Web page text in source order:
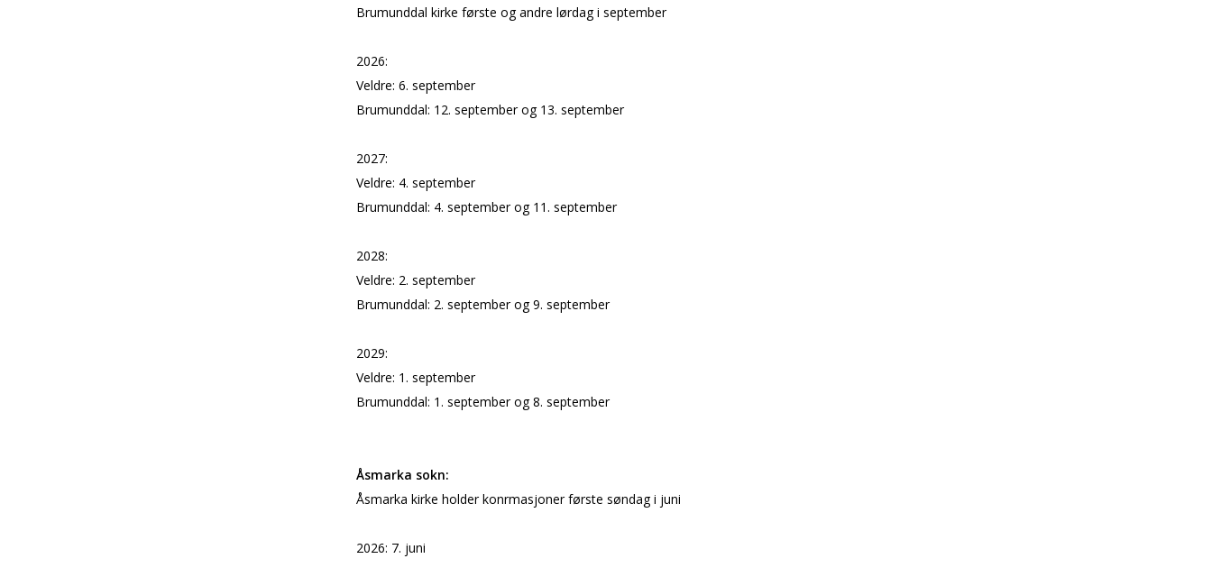
Brumunddal kirke første og andre lørdag i september
2026:
Veldre: 6. september
Brumunddal: 12. september og 13. september
2027:
Veldre: 4. september
Brumunddal: 4. september og 11. september
2028:
Veldre: 2. september
Brumunddal: 2. september og 9. september
2029:
Veldre: 1. september
Brumunddal: 1. september og 8. september
Åsmarka sokn:
Åsmarka kirke holder konfirmasjoner første søndag i juni
2026: 7. juni